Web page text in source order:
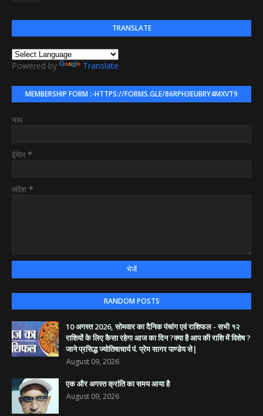
TRANSLATE
Powered by Translate
MEMBERSHIP FORM :-HTTPS://FORMS.GLE/86RPH3EUBRY4MXVT9
नाम
ईमेल *
संदेश *
RANDOM POSTS
10 अगस्त 2026, सोमवार का दैनिक पंचांग एवं राशिफल - सभी १२
राशियों के लिए कैसा रहेगा आज का दिन ?क्या है आप की राशि में विशेष ?
जाने प्रसिद्ध ज्योतिषाचार्य पं. प्रेम सागर पाण्डेय से|
August 09, 2026
एक और अगस्त क्रांति का समय आया है
August 09, 2026